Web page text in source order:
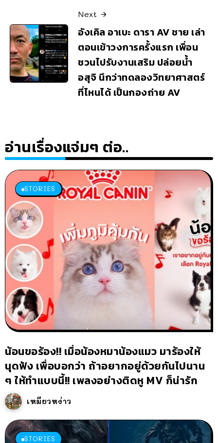
Next
อังเคิล อาเบะ ดารา AV ชาย เล่า
ตอนเข้าวงการครั้งแรก เพื่อน
ชวนไปรับงานเสริม ปล่อยน้ำ
อสุจิ นึกว่าทดลองวิทยาศาสตร์
ที่ไหนได้ เป็นกองถ่าย AV
อ่านเรื่องแจ่มๆ ต่อ..
STORIES
น้อนขอร้อง!! เมื่อน้องหมาน้องแมว มาร้องให้
นุดฟัง เพื่อบอกว่า ถ้าอยากอยู่ด้วยกันไปนาน
ๆ ให้ทำแบบนี้!! เพลงอย่างติดหู MV ก็น่ารัก
เหมียวหง่าว
STORIES